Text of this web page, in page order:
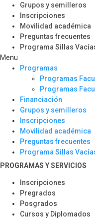
Grupos y semilleros
Inscripciones
Movilidad académica
Preguntas frecuentes
Programa Sillas
Menu
Programas
Programas
Programas
Financiación
Grupos y semilleros
Inscripciones
Movilidad académica
Preguntas frecuentes
Programa Sillas
PROGRAMAS Y SERVICIOS​
Inscripciones
Pregrados
Posgrados
Cursos y Diplomados